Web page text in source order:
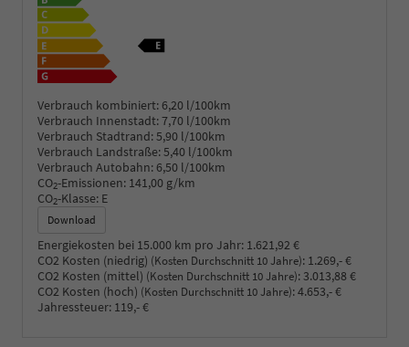
Verbrauch kombiniert: 6,20 l/100km
Verbrauch Innenstadt:7,70 l/100km
Verbrauch Stadtrand:5,90 l/100km
Verbrauch Landstraße:5,40 l/100km
Verbrauch Autobahn: 6,50 l/100km
CO2-Emissionen: 141,00 g/km
CO2-Klasse: E
Download
Energiekosten bei 15.000 km pro Jahr: 1.621,92 €
CO2 Kosten (niedrig) (Kosten Durchschnitt 10 Jahre): 1.269,- €
CO2 Kosten (mittel) (Kosten Durchschnitt 10 Jahre):3.013,88 €
CO2 Kosten (hoch) (Kosten Durchschnitt 10 Jahre):4.653,- €
Jahressteuer: 119,- €